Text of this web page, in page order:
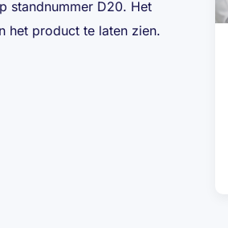
standnummer D20. Het
het product te laten zien.